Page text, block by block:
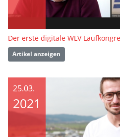
Der erste digitale WLV
Artikel anzeigen
25.03.
2021